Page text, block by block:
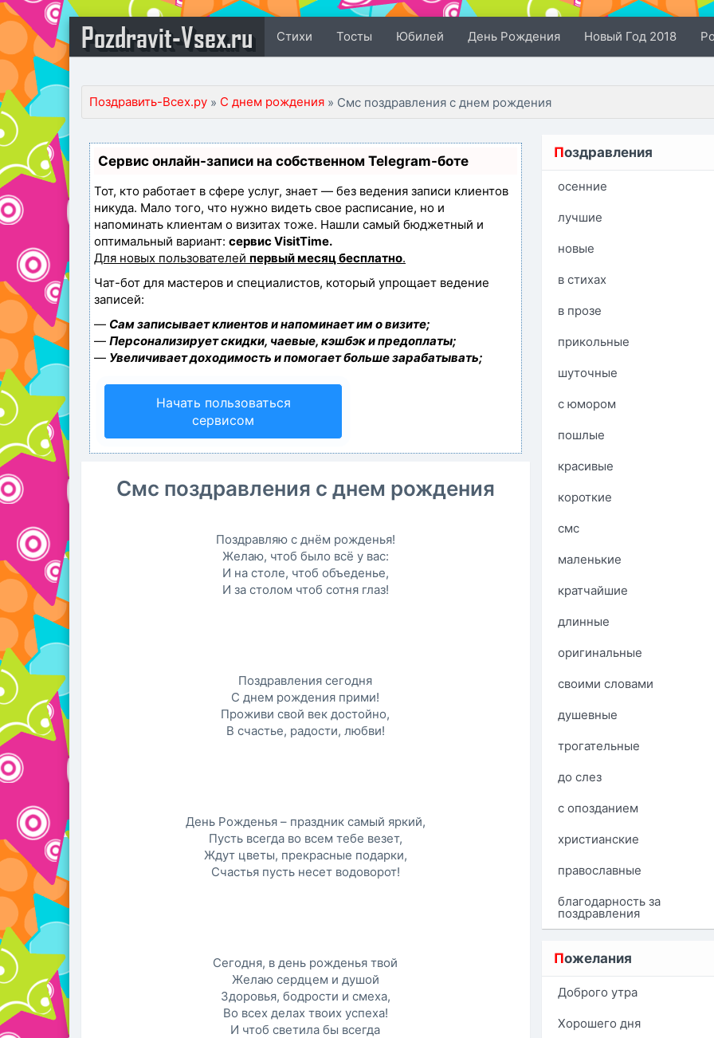
Pozdravit-Vsex.ru Стихи Тосты Юбилей День Рождения Новый Год 2018
Поздравить-Всех.ру » С днем рождения » Смс поздравления с днем рождения
Сервис онлайн-записи на собственном Telegram-боте
Тот, кто работает в сфере услуг, знает — без ведения записи клиентов
никуда. Мало того, что нужно видеть свое расписание, но и
напоминать клиентам о визитах тоже. Нашли самый бюджетный и
оптимальный вариант: сервис VisitTime.
Для новых пользователей первый месяц бесплатно.
Чат-бот для мастеров и специалистов, который упрощает ведение
записей:
— Сам записывает клиентов и напоминает им о визите;
— Персонализирует скидки, чаевые, кэшбэк и предоплаты;
— Увеличивает доходимость и помогает больше зарабатывать;
Начать пользоваться
сервисом
Смс поздравления с днем рождения
Поздравляю с днём рожденья!
Желаю, чтоб было всё у вас:
И на столе, чтоб объеденье,
И за столом чтоб сотня глаз!
Поздравления сегодня
С днем рождения прими!
Проживи свой век достойно,
В счастье, радости, любви!
День Рожденья – праздник самый яркий,
Пусть всегда во всем тебе везет,
Ждут цветы, прекрасные подарки,
Счастья пусть несет водоворот!
Сегодня, в день рожденья твой
Желаю сердцем и душой
Здоровья, бодрости и смеха,
Во всех делах твоих успеха!
И чтоб светила бы всегда
Поздравления
осенние
лучшие
новые
в стихах
в прозе
прикольные
шуточные
с юмором
пошлые
красивые
короткие
смс
маленькие
кратчайшие
длинные
оригинальные
своими словами
душевные
трогательные
до слез
с опозданием
христианские
православные
благодарность за
поздравления
Пожелания
Доброго утра
Хорошего дня